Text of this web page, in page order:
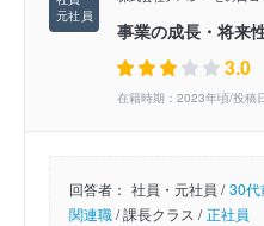
事業の成長・将来
3.0
在籍時期：2023年頃/投稿
回答者： 社員・元社員 / 30代
関連職/課長クラス / 正社員